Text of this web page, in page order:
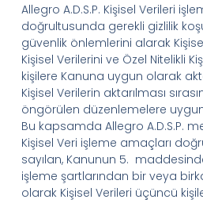
Allegro A.D.S.P. Kişisel Verileri
doğrultusunda gerekli gizlilik
güvenlik önlemlerini alarak
Kişisel Verilerini ve Özel Nitelikli
kişilere Kanuna uygun olarak
Kişisel Verilerin aktarılması
öngörülen düzenlemelere
Bu kapsamda Allegro A.D.S.P.
Kişisel Veri işleme amaçları
sayılan, Kanunun 5.
işleme şartlarından bir veya
olarak Kişisel Verileri üçüncü